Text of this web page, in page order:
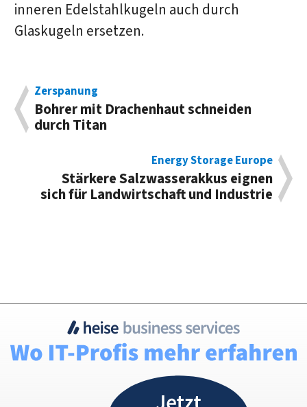
inneren Edelstahlkugeln auch durch
Glaskugeln ersetzen.
Zerspanung
Bohrer mit Drachen­haut schnei­den
durch Titan
Energy Storage Europe
Stärkere Salz­wasser­akkus eignen
sich für Land­wirt­schaft und Industrie